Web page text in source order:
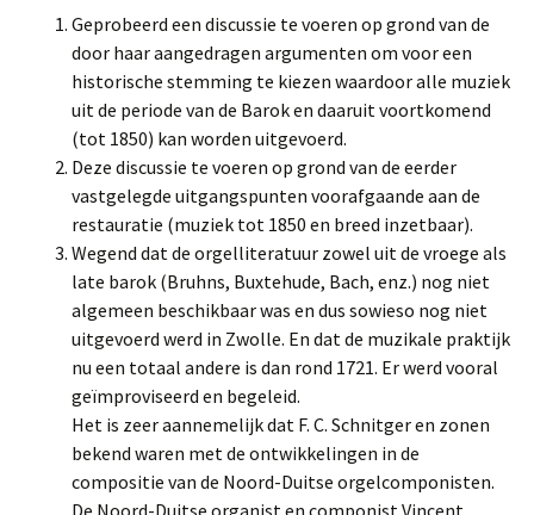
Geprobeerd een discussie te voeren op grond van de
door haar aangedragen argumenten om voor een
historische stemming te kiezen waardoor alle muziek
uit de periode van de Barok en daaruit voortkomend
(tot 1850) kan worden uitgevoerd.
Deze discussie te voeren op grond van de eerder
vastgelegde uitgangspunten voorafgaande aan de
restauratie (muziek tot 1850 en breed inzetbaar).
Wegend dat de orgelliteratuur zowel uit de vroege als
late barok (Bruhns, Buxtehude, Bach, enz.) nog niet
algemeen beschikbaar was en dus sowieso nog niet
uitgevoerd werd in Zwolle. En dat de muzikale praktijk
nu een totaal andere is dan rond 1721. Er werd vooral
geïmproviseerd en begeleid.
Het is zeer aannemelijk dat F. C. Schnitger en zonen
bekend waren met de ontwikkelingen in de
compositie van de Noord-Duitse orgelcomponisten.
De Noord-Duitse organist en componist Vincent